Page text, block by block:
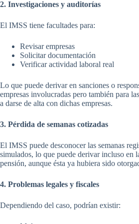
2. Investigaciones y auditorías
El IMSS tiene facultades para:
Revisar empresas
Solicitar documentación
Verificar actividad laboral real
Lo que puede derivar en sanciones o
empresas involucradas pero también para
a darse de alta con dichas empresas.
3. Pérdida de semanas cotizadas
El IMSS puede desconocer las semanas
simulados, lo que puede derivar incluso en
pensión, aunque ésta ya hubiera sido
4. Problemas legales y fiscales
Dependiendo del caso, podrían existir: